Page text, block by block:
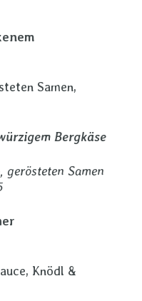
Samen,
Bergkäse
Samen
Knödl &